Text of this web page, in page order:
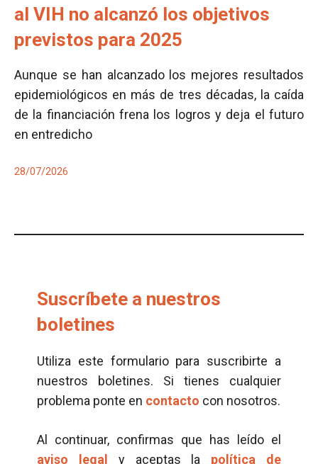
al VIH no alcanzó los objetivos
previstos para 2025
Aunque se han alcanzado los mejores resultados
epidemiológicos en más de tres décadas, la caída
de la financiación frena los logros y deja el futuro
en entredicho
28/07/2026
Suscríbete a nuestros
boletines
Utiliza este formulario para suscribirte a
nuestros boletines. Si tienes cualquier
problema ponte en contacto con nosotros.
Al continuar, confirmas que has leído el
aviso legal
y aceptas la política de